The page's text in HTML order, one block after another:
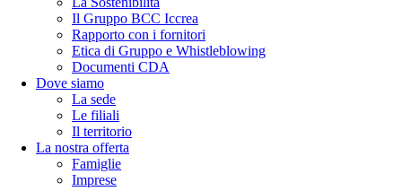
Il Gruppo BCC Iccrea
Rapporto con i fornitori
Etica di Gruppo e Whistleblowing
Documenti CDA
Dove siamo
La sede
Le filiali
Il territorio
La nostra offerta
Famiglie
Imprese